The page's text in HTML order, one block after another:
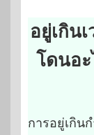
อยู่เกิน
โดนอะ
การอยู่เกิน